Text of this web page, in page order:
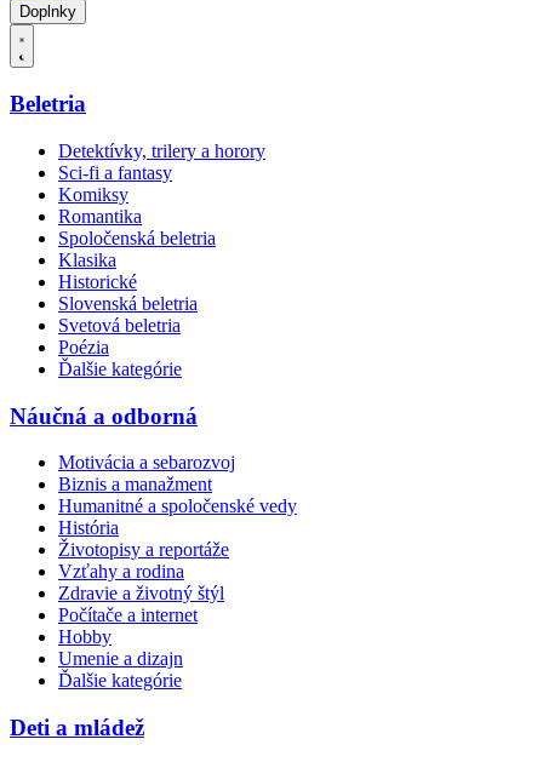
Doplnky
Beletria
Detektívky, trilery a horory
Sci-fi a fantasy
Komiksy
Romantika
Spoločenská beletria
Klasika
Historické
Slovenská beletria
Svetová beletria
Poézia
Ďalšie kategórie
Náučná a odborná
Motivácia a sebarozvoj
Biznis a manažment
Humanitné a spoločenské vedy
História
Životopisy a reportáže
Vzťahy a rodina
Zdravie a životný štýl
Počítače a internet
Hobby
Umenie a dizajn
Ďalšie kategórie
Deti a mládež